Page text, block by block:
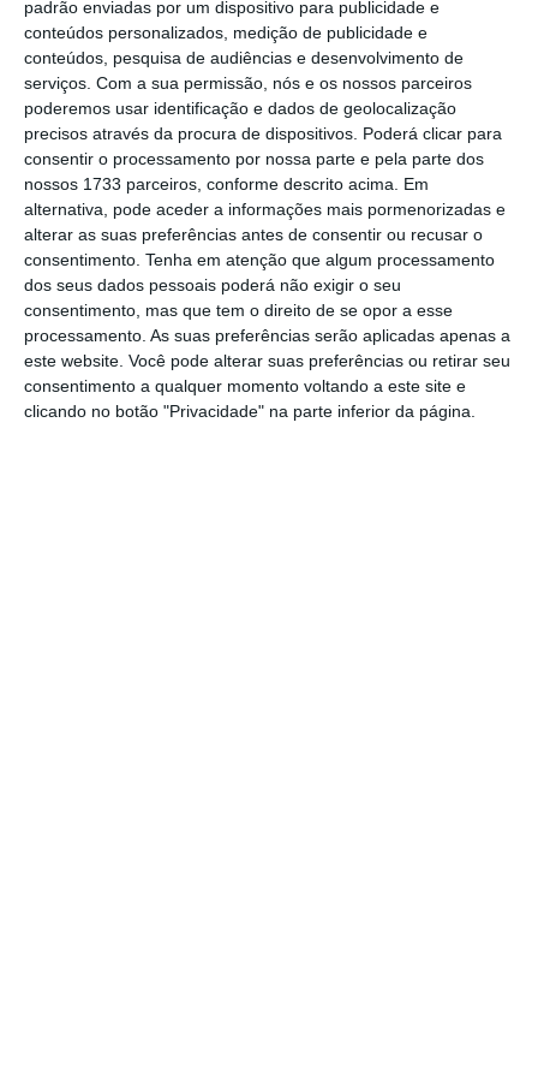
padrão enviadas por um dispositivo para publicidade e
conteúdos personalizados, medição de publicidade e
conteúdos, pesquisa de audiências e desenvolvimento de
serviços. Com a sua permissão, nós e os nossos parceiros
poderemos usar identificação e dados de geolocalização
precisos através da procura de dispositivos. Poderá clicar para
consentir o processamento por nossa parte e pela parte dos
nossos 1733 parceiros, conforme descrito acima. Em
alternativa, pode aceder a informações mais pormenorizadas e
alterar as suas preferências antes de consentir ou recusar o
consentimento. Tenha em atenção que algum processamento
dos seus dados pessoais poderá não exigir o seu
consentimento, mas que tem o direito de se opor a esse
processamento. As suas preferências serão aplicadas apenas a
este website. Você pode alterar suas preferências ou retirar seu
consentimento a qualquer momento voltando a este site e
clicando no botão "Privacidade" na parte inferior da página.
Momentos-chave
06/06/17 - 11:12
Catroga: Solidariedade unânime com
Mexia e toda a gestão da EDP
Mexia não
6 de Junho de 2017, às 11:17 ⋮